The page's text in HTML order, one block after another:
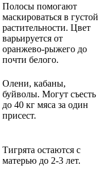
Полосы помогают
маскироваться в густой
растительности. Цвет
варьируется от
оранжево-рыжего до
почти белого.
Олени, кабаны,
буйволы. Могут съесть
до 40 кг мяса за один
присест.
Тигрята остаются с
матерью до 2-3 лет.